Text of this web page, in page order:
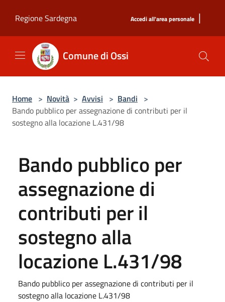
Regione Sardegna
Accedi all'area personale |
Comune di Ossi
Home > Novità > Avvisi > Bandi >
Bando pubblico per assegnazione di contributi per il
sostegno alla locazione L.431/98
Bando pubblico per
assegnazione di
contributi per il
sostegno alla
locazione L.431/98
Bando pubblico per assegnazione di contributi per il
sostegno alla locazione L.431/98